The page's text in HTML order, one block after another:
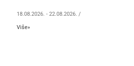
18.08.2026. - 22.08.2026. /
Više»